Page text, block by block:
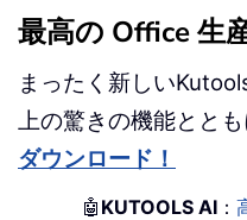
最高の Office 生
まったく新しい
上の驚きの機能とと
ダウンロード！
🤖 KUTOOLS AI ：